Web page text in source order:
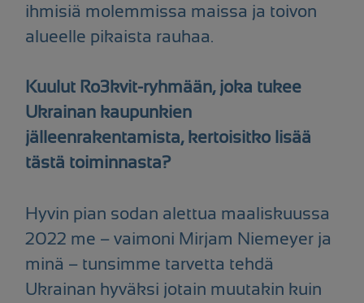
ihmisiä molemmissa maissa ja toivon
alueelle pikaista rauhaa.
Kuulut Ro3kvit-ryhmään, joka tukee
Ukrainan kaupunkien
jälleenrakentamista, kertoisitko lisää
tästä toiminnasta?
Hyvin pian sodan alettua maaliskuussa
2022 me – vaimoni Mirjam Niemeyer ja
minä – tunsimme tarvetta tehdä
Ukrainan hyväksi jotain muutakin kuin